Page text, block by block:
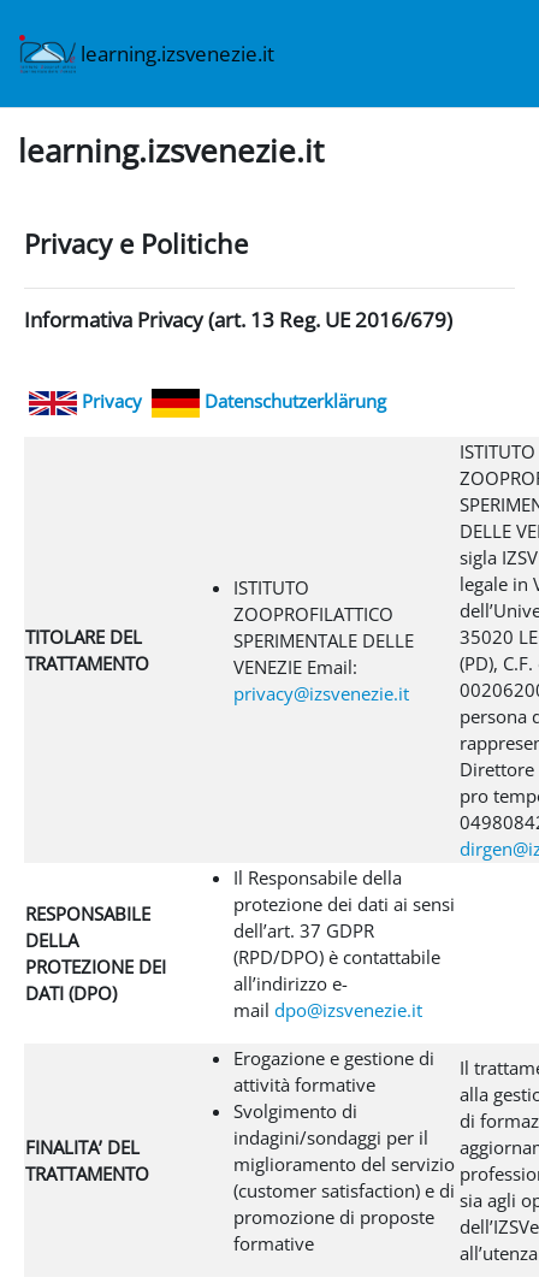
learning.izsvenezie.it
learning.izsvenezie.it
Privacy e Politiche
Informativa Privacy (art. 13 Reg. UE 2016/679)
Privacy Datenschutzerklärung
TITOLARE DEL
TRATTAMENTO
ISTITUTO
ZOOPROFILATTICO
SPERIMENTALE DELLE
VENEZIE Email:
privacy@izsvenezie.it
ISTITUTO
DELLE
sigla
legale in
35020
(PD), C.F.
persona
Direttore
pro
RESPONSABILE
DELLA
PROTEZIONE DEI
DATI (DPO)
Il Responsabile della
protezione dei dati ai sensi
dell’art. 37 GDPR
(RPD/DPO) è contattabile
all’indirizzo e-
mail dpo@izsvenezie.it
FINALITA’ DEL
TRATTAMENTO
Erogazione e gestione di
attività formative
Svolgimento di
indagini/sondaggi per il
miglioramento del servizio
(customer satisfaction) e di
promozione di proposte
formative
Il
alla
di
sia agli